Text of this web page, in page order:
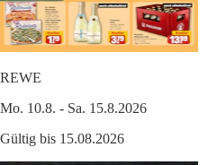
REWE
Mo. 10.8. - Sa. 15.8.2026
Gültig bis 15.08.2026